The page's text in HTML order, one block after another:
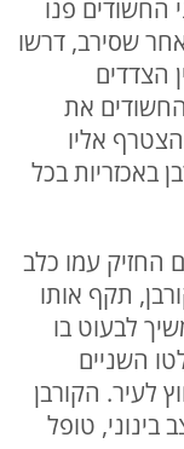
החשודים פנו
שסירב, דרשו
שקלים. בין הצדדים
את
אליו
באכזריות בכל
החזיק עמו כלב
תקף אותו
לבעוט בו
השניים
לעיר. הקורבן
בינוני, טופל